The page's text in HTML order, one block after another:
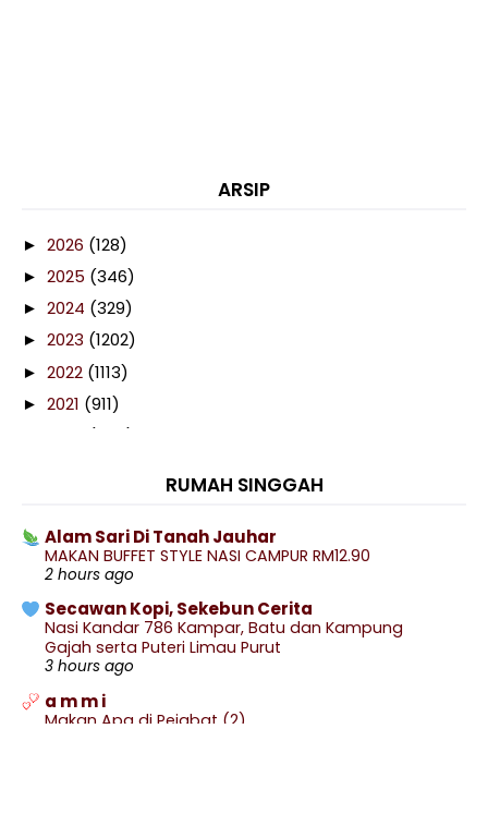
ARSIP
► 2026 (128)
► 2025 (346)
► 2024 (329)
► 2023 (1202)
► 2022 (1113)
► 2021 (911)
(460)
(16)
► November(29)
►October(37)
September
►August(18)
►July(23)
►May(5)
RUMAH SINGGAH
Alam Sari Di Tanah Jauhar
MAKAN BUFFET STYLE NASI CAMPUR RM12.90
2 hours ago
Secawan Kopi, Sekebun Cerita
Nasi Kandar 786 Kampar, Batu dan Kampung
Gajah serta Puteri Limau Purut
3 hours ago
a m m i
Makan Apa di Pejabat (2)